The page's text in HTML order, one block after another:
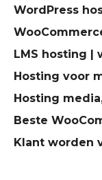
WordPress
LMS hosting |
Hosting voor
Hosting
Beste
Klant worden